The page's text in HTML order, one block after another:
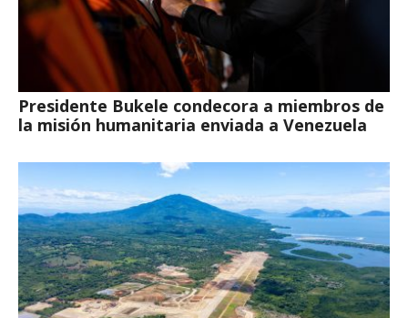
Presidente Bukele condecora a miembros de
la misión humanitaria enviada a Venezuela